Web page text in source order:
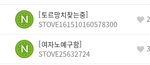
토르망치찾는중
STOVE161510160578300
2
여자노예구함
STOVE25632724
3